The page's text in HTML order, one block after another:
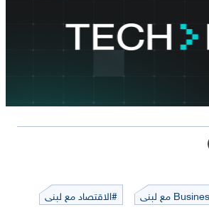
#الاقتصاد مع لبنى